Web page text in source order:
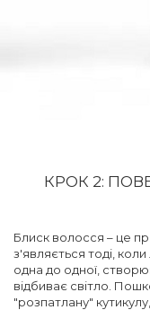
КРОК 2:
Блиск волосся – це
з'являється тоді,
одна до одної,
відбиває світло.
"розпатлану"